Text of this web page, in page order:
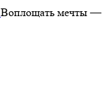
Воплощать мечты —